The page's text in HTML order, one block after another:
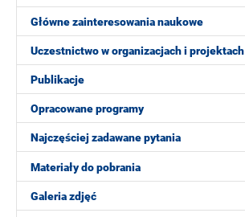
Główne zainteresowania naukowe
Uczestnictwo w organizacjach i projektach
Publikacje
Opracowane programy
Najczęściej zadawane pytania
Materiały do pobrania
Galeria zdjęć